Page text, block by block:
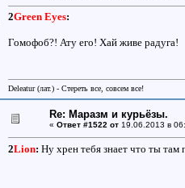
2Green Eyes:
Гомофоб?! Ату его! Хай живе радуга!
Deleatur (лат.) - Стереть все, совсем все!
Re: Маразм и курьёзы.
« Ответ #1522 от19.06.2013 в
2Lion: Ну хрен тебя знает что ты там